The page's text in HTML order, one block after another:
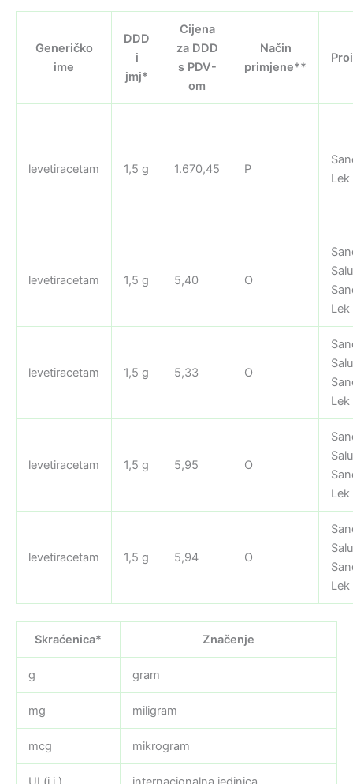
Generičko
ime
DDD
i
jmj*
Cijena
za DDD
s PDV-
om
Način
primjene**
levetiracetam 1,5 g 1.670,45 P
Lek
levetiracetam 1,5 g 5,40 O
Lek
levetiracetam 1,5 g 5,33 O
Lek
levetiracetam 1,5 g 5,95 O
Lek
levetiracetam 1,5 g 5,94 O
Lek
Skraćenica* Značenje
g gram
mg miligram
mcg mikrogram